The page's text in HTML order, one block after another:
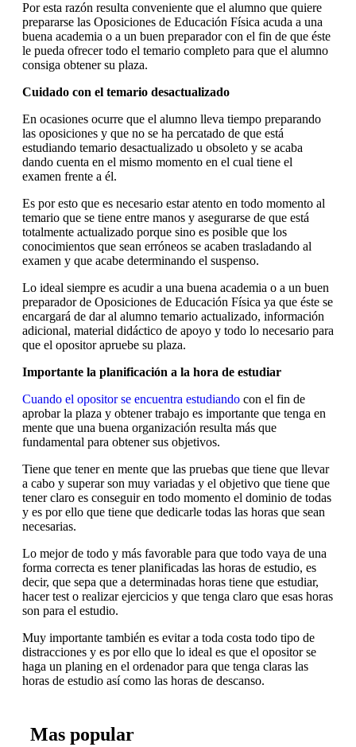
Por esta razón resulta conveniente que el alumno que quiere
prepararse las Oposiciones de Educación Física acuda a una
buena academia o a un buen preparador con el fin de que éste
le pueda ofrecer todo el temario completo para que el alumno
consiga obtener su plaza.
Cuidado con el temario desactualizado
En ocasiones ocurre que el alumno lleva tiempo preparando
las oposiciones y que no se ha percatado de que está
estudiando temario desactualizado u obsoleto y se acaba
dando cuenta en el mismo momento en el cual tiene el
examen frente a él.
Es por esto que es necesario estar atento en todo momento al
temario que se tiene entre manos y asegurarse de que está
totalmente actualizado porque sino es posible que los
conocimientos que sean erróneos se acaben trasladando al
examen y que acabe determinando el suspenso.
Lo ideal siempre es acudir a una buena academia o a un buen
preparador de Oposiciones de Educación Física ya que éste se
encargará de dar al alumno temario actualizado, información
adicional, material didáctico de apoyo y todo lo necesario para
que el opositor apruebe su plaza.
Importante la planificación a la hora de estudiar
Cuando el opositor se encuentra estudiando con el fin de
aprobar la plaza y obtener trabajo es importante que tenga en
mente que una buena organización resulta más que
fundamental para obtener sus objetivos.
Tiene que tener en mente que las pruebas que tiene que llevar
a cabo y superar son muy variadas y el objetivo que tiene que
tener claro es conseguir en todo momento el dominio de todas
y es por ello que tiene que dedicarle todas las horas que sean
necesarias.
Lo mejor de todo y más favorable para que todo vaya de una
forma correcta es tener planificadas las horas de estudio, es
decir, que sepa que a determinadas horas tiene que estudiar,
hacer test o realizar ejercicios y que tenga claro que esas horas
son para el estudio.
Muy importante también es evitar a toda costa todo tipo de
distracciones y es por ello que lo ideal es que el opositor se
haga un planing en el ordenador para que tenga claras las
horas de estudio así como las horas de descanso.
Mas popular